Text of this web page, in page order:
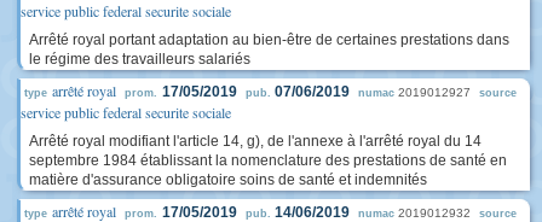
service public federal securite sociale
Arrêté royal portant adaptation au bien-être de certaines prestations dans
le régime des travailleurs salariés
type arrêté royal prom. 17/05/2019 pub. 07/06/2019 numac 2019012927 source
service public federal securite sociale
Arrêté royal modifiant l'article 14, g), de l'annexe à l'arrêté royal du 14
septembre 1984 établissant la nomenclature des prestations de santé en
matière d'assurance obligatoire soins de santé et indemnités
type arrêté royal prom. 17/05/2019 pub. 14/06/2019 numac 2019012932 source